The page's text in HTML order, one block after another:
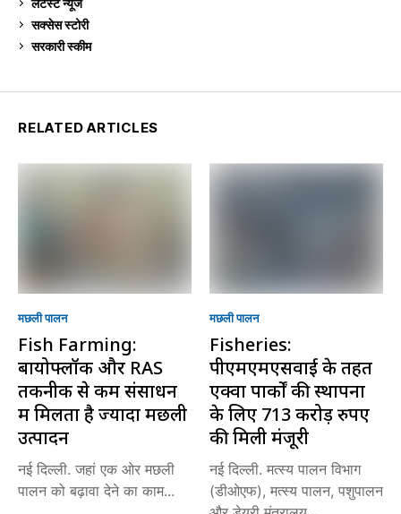
सक्सेस स्टो‍री
सरकारी स्की‍म
RELATED ARTICLES
मछली पालन
Fish Farming:
बायोफ्लॉक और RAS
तकनीक से कम संसाधन
में मिलता है ज्यादा मछली
उत्पादन
नई दिल्ली. जहां एक ओर मछली
पालन को बढ़ावा देने का काम...
मछली पालन
Fisheries:
पीएमएमएसवाई के तहत
एक्वा पार्कों की स्थापना
के लिए 713 करोड़ रुपए
की मिली मंजूरी
नई दिल्ली. मत्स्य पालन विभाग
(डीओएफ), मत्स्य पालन, पशुपालन